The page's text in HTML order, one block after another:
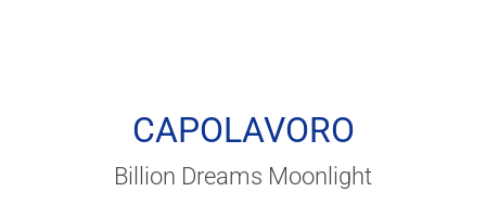
CAPOLAVORO
Billion Dreams Moonlight